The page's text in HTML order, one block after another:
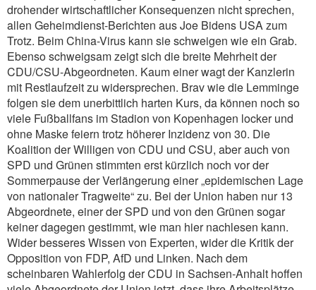
drohender wirtschaftlicher Konsequenzen nicht sprechen,
allen Geheimdienst-Berichten aus Joe Bidens USA zum
Trotz. Beim China-Virus kann sie schweigen wie ein Grab.
Ebenso schweigsam zeigt sich die breite Mehrheit der
CDU/CSU-Abgeordneten. Kaum einer wagt der Kanzlerin
mit Restlaufzeit zu widersprechen. Brav wie die Lemminge
folgen sie dem unerbittlich harten Kurs, da können noch so
viele Fußballfans im Stadion von Kopenhagen locker und
ohne Maske feiern trotz höherer Inzidenz von 30. Die
Koalition der Willigen von CDU und CSU, aber auch von
SPD und Grünen stimmten erst kürzlich noch vor der
Sommerpause der Verlängerung einer „epidemischen Lage
von nationaler Tragweite“ zu. Bei der Union haben nur 13
Abgeordnete, einer der SPD und von den Grünen sogar
keiner dagegen gestimmt, wie man hier nachlesen kann.
Wider besseres Wissen von Experten, wider die Kritik der
Opposition von FDP, AfD und Linken. Nach dem
scheinbaren Wahlerfolg der CDU in Sachsen-Anhalt hoffen